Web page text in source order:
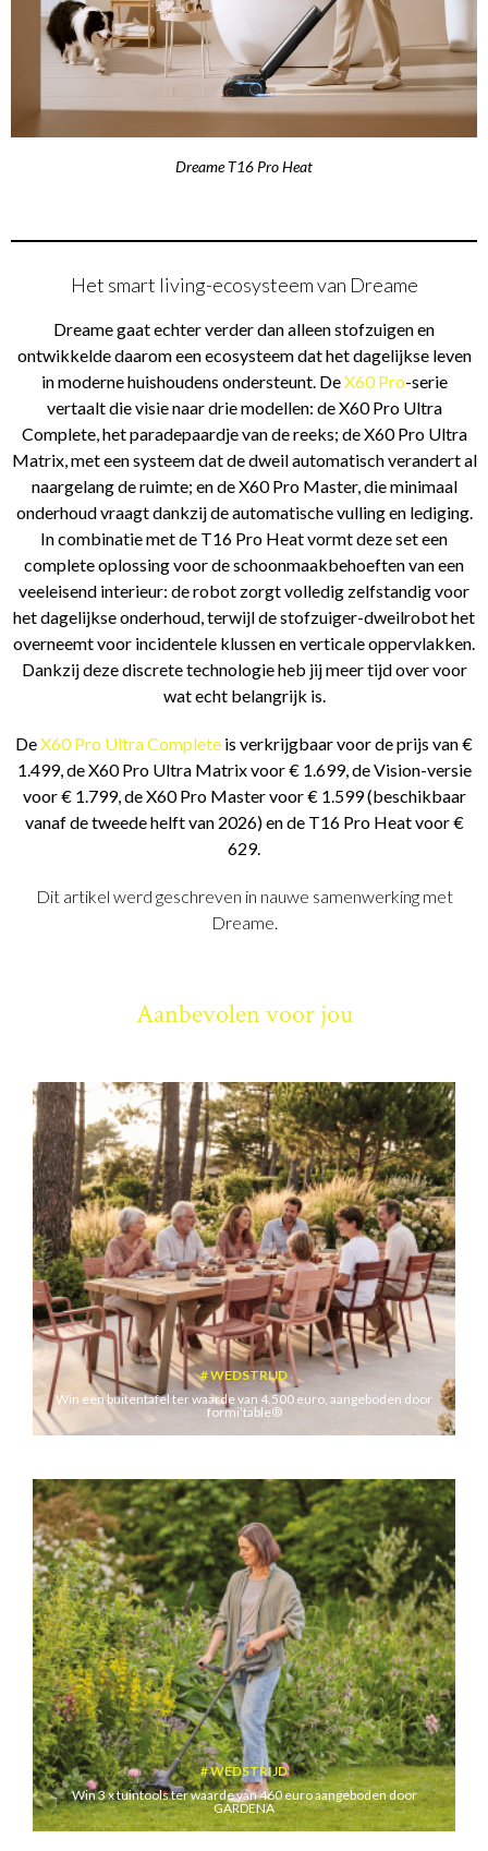
Dreame T16 Pro Heat
Het smart living-ecosysteem van Dreame
Dreame gaat echter verder dan alleen stofzuigen en
ontwikkelde daarom een ecosysteem dat het dagelijkse leven
in moderne huishoudens ondersteunt. DeX60 Pro-serie
vertaalt die visie naar drie modellen: de X60 Pro Ultra
Complete, het paradepaardje van de reeks; de X60 Pro Ultra
Matrix, met een systeem dat de dweil automatisch verandert al
naargelang de ruimte; en de X60 Pro Master, die minimaal
onderhoud vraagt dankzij de automatische vulling en lediging.
In combinatie met de T16 Pro Heat vormt deze set een
complete oplossing voor de schoonmaakbehoeften van een
veeleisend interieur: de robot zorgt volledig zelfstandig voor
het dagelijkse onderhoud, terwijl de stofzuiger-dweilrobot het
overneemt voor incidentele klussen en verticale oppervlakken.
Dankzij deze discrete technologie heb jij meer tijd over voor
wat echt belangrijk is.
DeX60 Pro Ultra Complete is verkrijgbaar voor de prijs van €
1.499, de X60 Pro Ultra Matrix voor € 1.699, de Vision-versie
voor € 1.799, de X60 Pro Master voor € 1.599 (beschikbaar
vanaf de tweede helft van 2026) en de T16 Pro Heat voor €
629.
Dit artikel werd geschreven in nauwe samenwerking met
Dreame.
Aanbevolen voor jou
WEDSTRIJD
Win een buitentafel ter waarde van 4.500 euro, aangeboden door
formi’table®
WEDSTRIJD
Win 3 x tuintools ter waarde van 460 euro aangeboden door
GARDENA